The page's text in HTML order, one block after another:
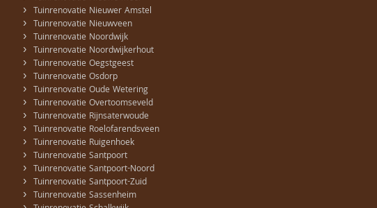
› Tuinrenovatie Nieuwer Amstel
› Tuinrenovatie Nieuwveen
› Tuinrenovatie Noordwijk
› Tuinrenovatie Noordwijkerhout
› Tuinrenovatie Oegstgeest
› Tuinrenovatie Osdorp
› Tuinrenovatie Oude Wetering
› Tuinrenovatie Overtoomseveld
› Tuinrenovatie Rijnsaterwoude
› Tuinrenovatie Roelofarendsveen
› Tuinrenovatie Ruigenhoek
› Tuinrenovatie Santpoort
› Tuinrenovatie Santpoort-Noord
› Tuinrenovatie Santpoort-Zuid
› Tuinrenovatie Sassenheim